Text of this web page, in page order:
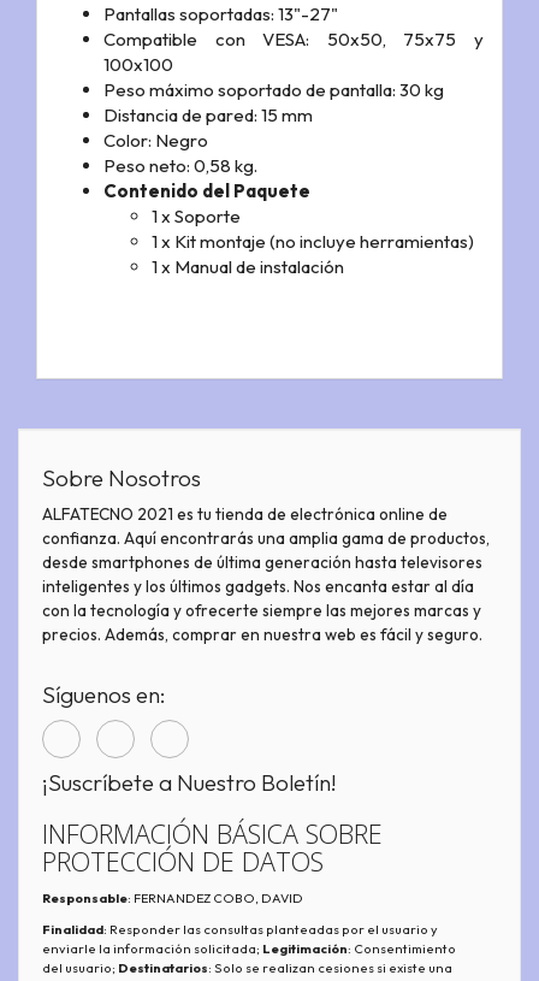
Pantallas soportadas: 13"-27"
Compatible con VESA: 50x50, 75x75 y
100x100
Peso máximo soportado de pantalla: 30 kg
Distancia de pared: 15 mm
Color: Negro
Peso neto: 0,58 kg.
Contenido del Paquete
1 x Soporte
1 x Kit montaje (no incluye herramientas)
1 x Manual de instalación
Sobre Nosotros
ALFATECNO 2021 es tu tienda de electrónica online de
confianza. Aquí encontrarás una amplia gama de productos,
desde smartphones de última generación hasta televisores
inteligentes y los últimos gadgets. Nos encanta estar al día
con la tecnología y ofrecerte siempre las mejores marcas y
precios. Además, comprar en nuestra web es fácil y seguro.
Síguenos en:
¡Suscríbete a Nuestro Boletín!
INFORMACIÓN BÁSICA SOBRE
PROTECCIÓN DE DATOS
Responsable: FERNANDEZ COBO, DAVID
Finalidad: Responder las consultas planteadas por el usuario y
enviarle la información solicitada; Legitimación: Consentimiento
del usuario; Destinatarios: Solo se realizan cesiones si existe una